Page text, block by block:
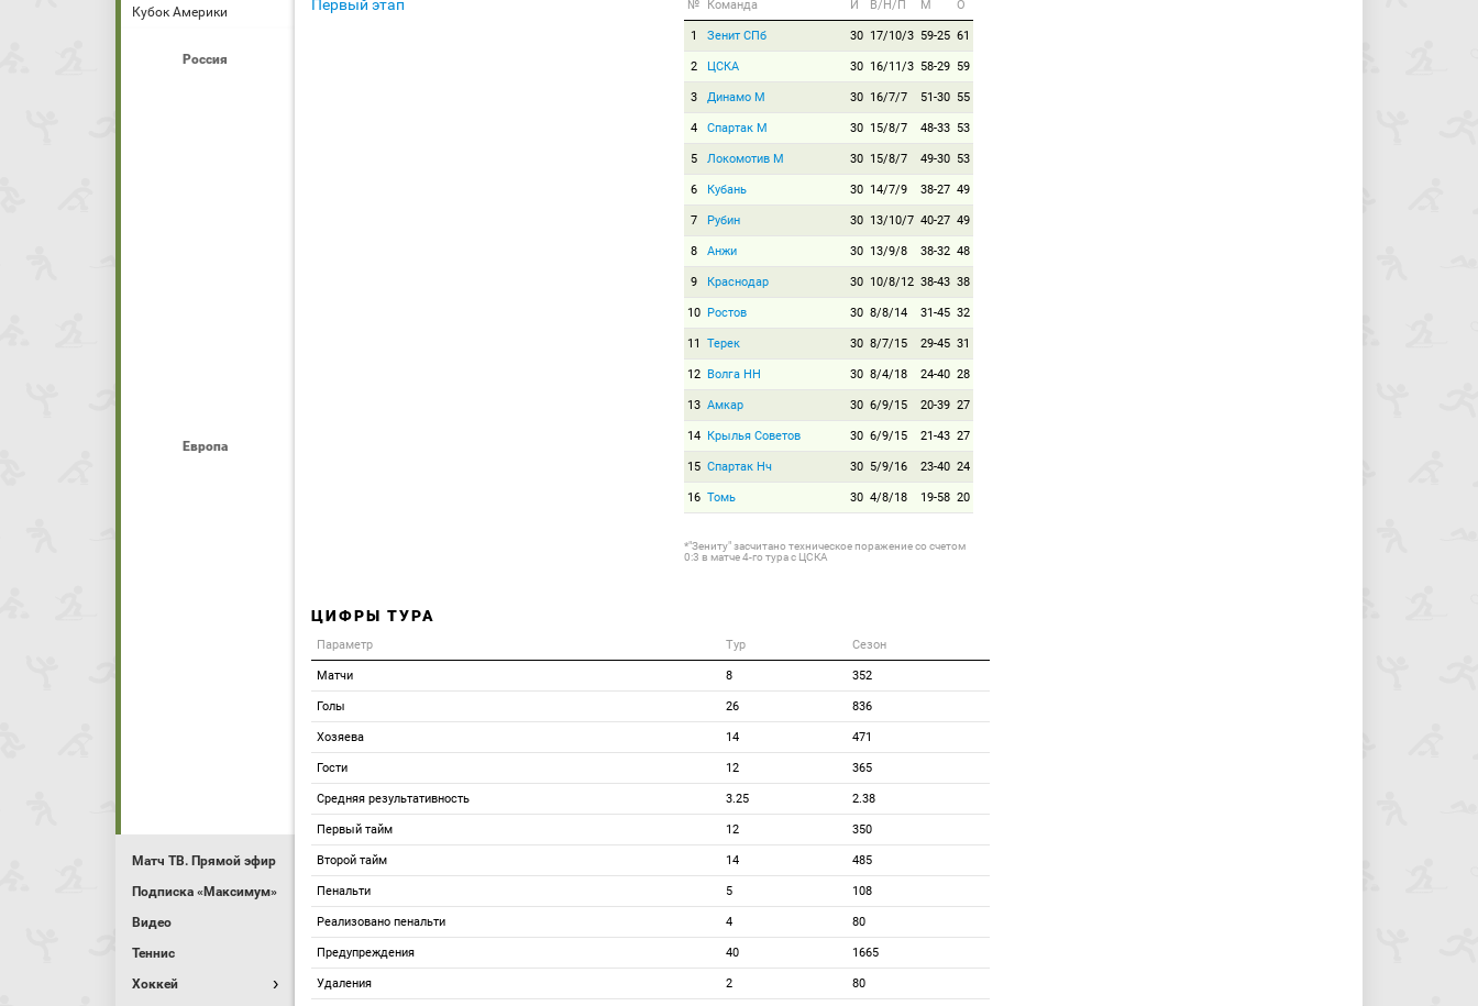
Кубок Америки
Россия
Европа
Матч ТВ. Прямой эфир
Подписка «Максимум»
Видео
Теннис
Хоккей
Первый этап № Команда И В/Н/П М О
1 Зенит СПб 30 17/10/3 59-25 61
2 ЦСКА 30 16/11/3 58-29 59
3 Динамо М 30 16/7/7 51-30 55
4 Спартак М 30 15/8/7 48-33 53
5 Локомотив М 30 15/8/7 49-30 53
6 Кубань 30 14/7/9 38-27 49
7 Рубин 30 13/10/7 40-27 49
8 Анжи 30 13/9/8 38-32 48
9 Краснодар 30 10/8/12 38-43 38
10 Ростов 30 8/8/14 31-45 32
11 Терек 30 8/7/15 29-45 31
12 Волга НН 30 8/4/18 24-40 28
13 Амкар 30 6/9/15 20-39 27
14 Крылья Советов 30 6/9/15 21-43 27
15 Спартак Нч 30 5/9/16 23-40 24
16 Томь 30 4/8/18 19-58 20
*"Зениту" засчитано техническое поражение со счетом
0:3 в матче 4-го тура с ЦСКА
ЦИФРЫ ТУРА
Параметр Тур Сезон
Матчи 8 352
Голы 26 836
Хозяева 14 471
Гости 12 365
Средняя результативность 3.25 2.38
Первый тайм 12 350
Второй тайм 14 485
Пенальти 5 108
Реализовано пенальти 4 80
Предупреждения 40 1665
Удаления 2 80